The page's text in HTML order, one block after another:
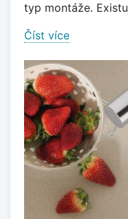
typ montáže.
Číst více